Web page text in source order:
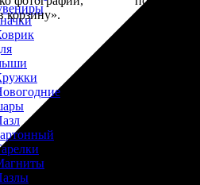
корзину».